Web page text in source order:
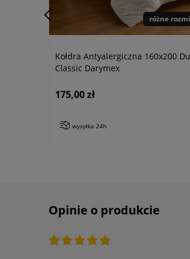
różne
Kołdra Antyalergiczna 160x200
Classic Darymex
175,00 zł
wysyłka 24h
Opinie o produkcie